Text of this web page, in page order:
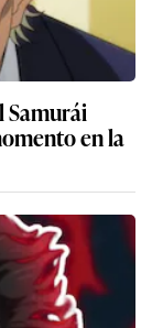
Samurái
en la